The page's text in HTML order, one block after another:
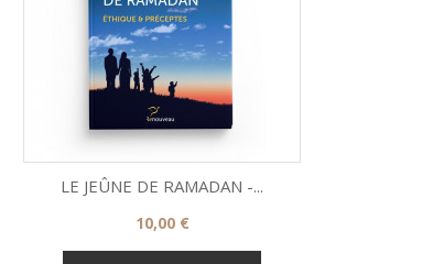
 Aperçu rapide
LE JEÛNE DE RAMADAN -...
Prix
10,00 €